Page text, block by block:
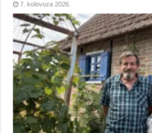
7. kolovoza 2026.